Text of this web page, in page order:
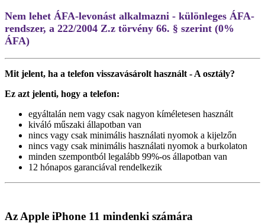
Nem lehet ÁFA-levonást alkalmazni - különleges ÁFA-
rendszer, a 222/2004 Z.z törvény 66. § szerint (0%
ÁFA)
Mit jelent, ha a telefon visszavásárolt használt - A osztály?
Ez azt jelenti, hogy a telefon:
egyáltalán nem vagy csak nagyon kíméletesen használt
kiváló műszaki állapotban van
nincs vagy csak minimális használati nyomok a kijelzőn
nincs vagy csak minimális használati nyomok a burkolaton
minden szempontból legalább 99%-os állapotban van
12 hónapos garanciával rendelkezik
Az Apple iPhone 11 mindenki számára